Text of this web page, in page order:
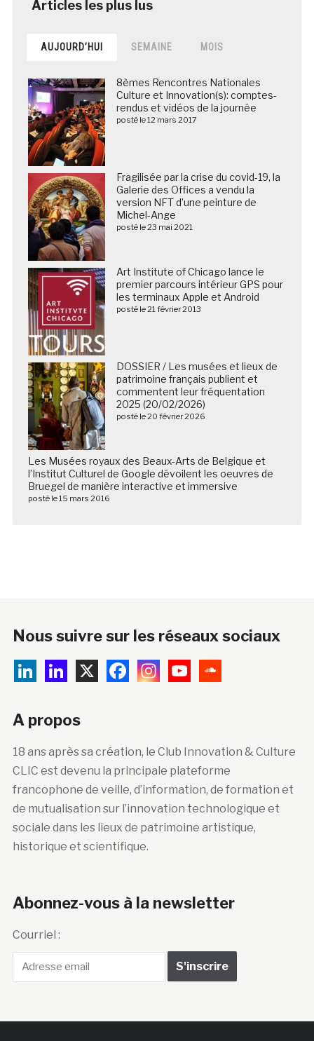
AUJOURD’HUI SEMAINE MOIS
8èmes Rencontres Nationales
Culture et Innovation(s): comptes-
rendus et vidéos de la journée
posté le 12 mars 2017
Fragilisée par la crise du covid-19, la
Galerie des Offices a vendu la
version NFT d’une peinture de
Michel-Ange
posté le 23 mai 2021
Art Institute of Chicago lance le
premier parcours intérieur GPS pour
les terminaux Apple et Android
posté le 21 février 2013
DOSSIER / Les musées et lieux de
patrimoine français publient et
commentent leur fréquentation
2025 (20/02/2026)
posté le 20 février 2026
Les Musées royaux des Beaux-Arts de Belgique et
l’Institut Culturel de Google dévoilent les oeuvres de
Bruegel de manière interactive et immersive
posté le 15 mars 2016
Nous suivre sur les réseaux sociaux
A propos
18 ans après sa création, le Club Innovation & Culture
CLIC est devenu la principale plateforme
francophone de veille, d’information, de formation et
de mutualisation sur l’innovation technologique et
sociale dans les lieux de patrimoine artistique,
historique et scientifique.
Abonnez-vous à la newsletter
Courriel :